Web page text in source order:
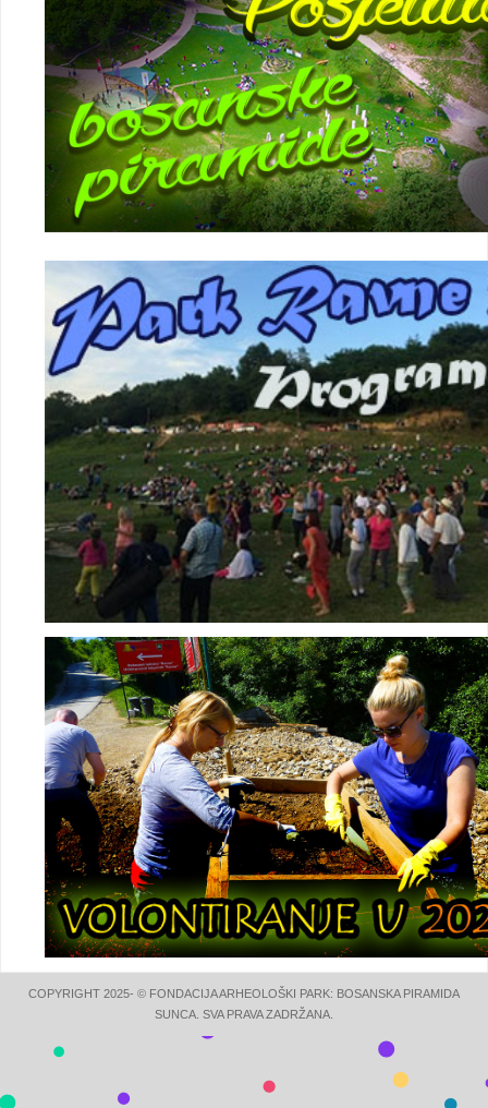
COPYRIGHT 2025- © FONDACIJA ARHEOLOŠKI PARK: BOSANSKA PIRAMIDA
SUNCA. SVA PRAVA ZADRŽANA.